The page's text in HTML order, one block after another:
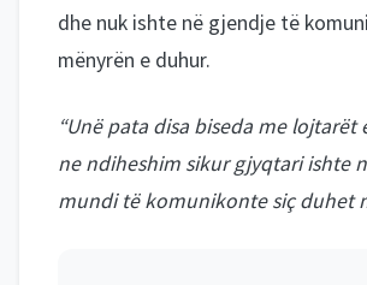
dhe nuk ishte në gjendje të
mënyrën e duhur.
“Unë pata disa biseda me lojtarët
ne ndiheshim sikur gjyqtari ishte
mundi të komunikonte siç duhet